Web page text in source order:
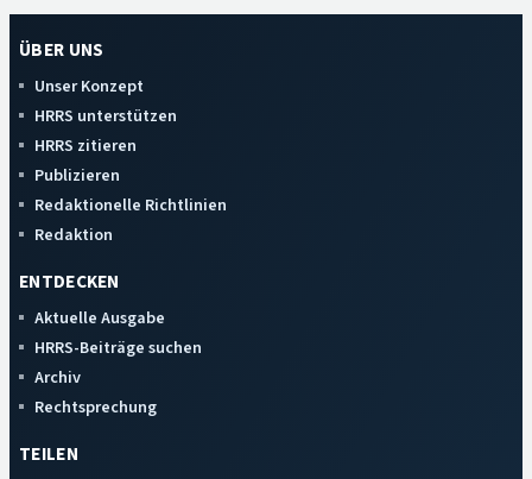
ÜBER UNS
Unser Konzept
HRRS unterstützen
HRRS zitieren
Publizieren
Redaktionelle Richtlinien
Redaktion
ENTDECKEN
Aktuelle Ausgabe
HRRS-Beiträge suchen
Archiv
Rechtsprechung
TEILEN